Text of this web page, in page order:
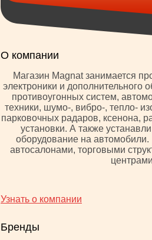
О компании
Магазин Magnat занимается
электроники и дополнительного
противоугонных систем,
техники, шумо-, вибро-, тепло-
парковочных радаров, ксенона,
установки. А также
оборудование на автомобили.
автосалонами, торговыми
Узнать о компании
Бренды